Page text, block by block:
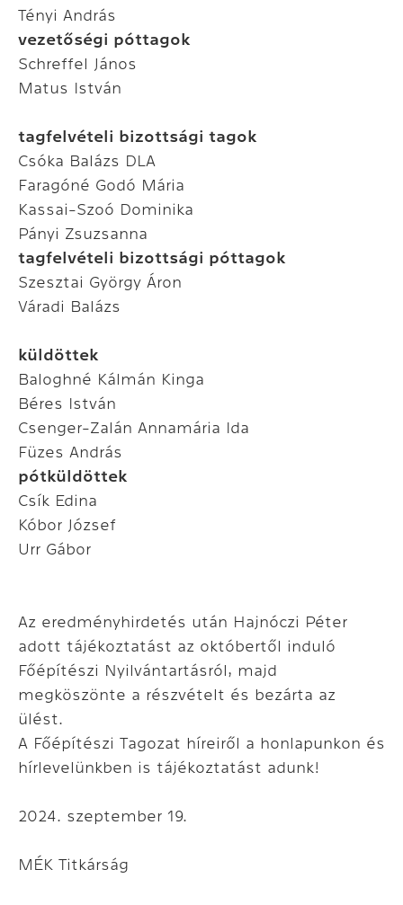
Tényi András
vezetőségi póttagok
Schreffel János
Matus István
tagfelvételi bizottsági tagok
Csóka Balázs DLA
Faragóné Godó Mária
Kassai-Szoó Dominika
Pányi Zsuzsanna
tagfelvételi bizottsági póttagok
Szesztai György Áron
Váradi Balázs
küldöttek
Baloghné Kálmán Kinga
Béres István
Csenger-Zalán Annamária Ida
Füzes András
pótküldöttek
Csík Edina
Kóbor József
Urr Gábor
Az eredményhirdetés után Hajnóczi Péter
adott tájékoztatást az októbertől induló
Főépítészi Nyilvántartásról, majd
megköszönte a részvételt és bezárta az
ülést.
A Főépítészi Tagozat híreiről a honlapunkon és
hírlevelünkben is tájékoztatást adunk!
2024. szeptember 19.
MÉK Titkárság